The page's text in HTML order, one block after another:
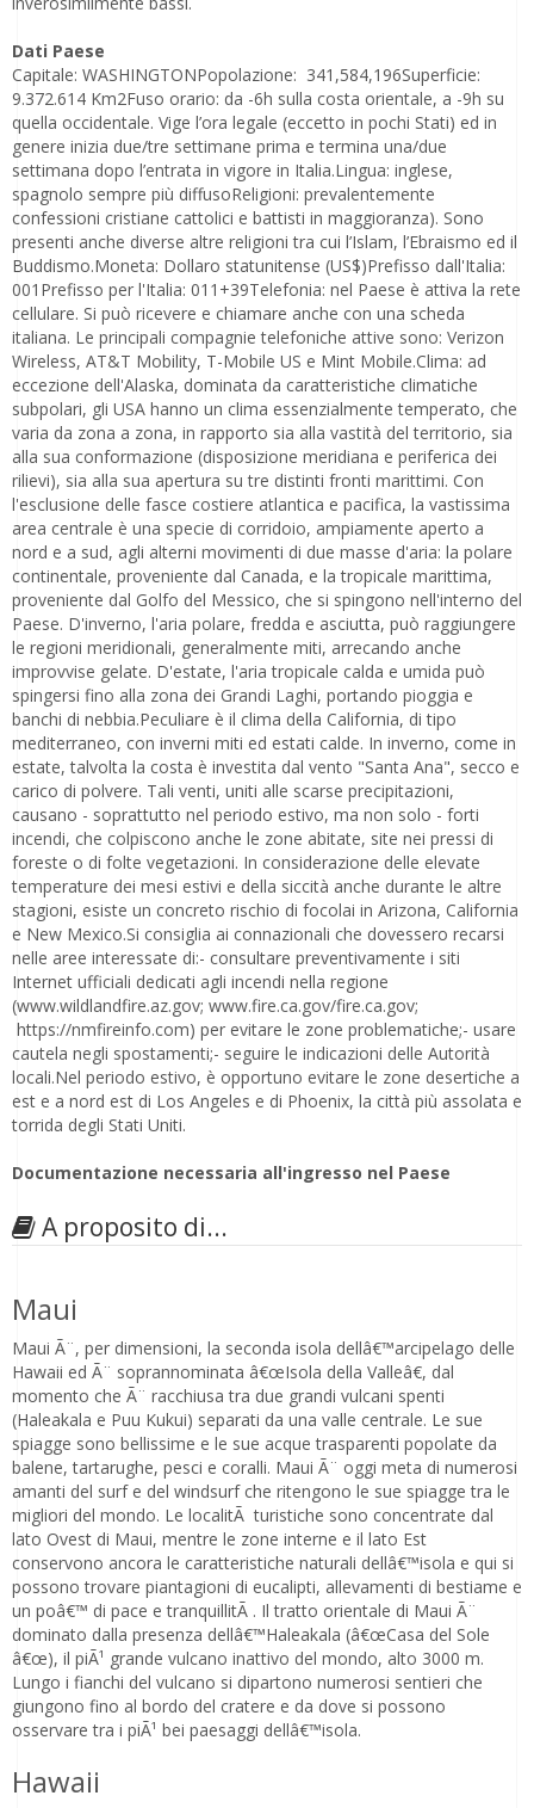
Dati Paese
Capitale: WASHINGTONPopolazione: 341,584,196Superficie:
9.372.614 Km2Fuso orario: da -6h sulla costa orientale, a -9h su
quella occidentale. Vige l’ora legale (eccetto in pochi Stati) ed in
genere inizia due/tre settimane prima e termina una/due
settimana dopo l’entrata in vigore in Italia.Lingua: inglese,
spagnolo sempre più diffusoReligioni: prevalentemente
confessioni cristiane cattolici e battisti in maggioranza). Sono
presenti anche diverse altre religioni tra cui l’Islam, l’Ebraismo ed il
Buddismo.Moneta: Dollaro statunitense (US$)Prefisso dall'Italia:
001Prefisso per l'Italia: 011+39Telefonia: nel Paese è attiva la rete
cellulare. Si può ricevere e chiamare anche con una scheda
italiana. Le principali compagnie telefoniche attive sono: Verizon
Wireless, AT&T Mobility, T-Mobile US e Mint Mobile.Clima: ad
eccezione dell'Alaska, dominata da caratteristiche climatiche
subpolari, gli USA hanno un clima essenzialmente temperato, che
varia da zona a zona, in rapporto sia alla vastità del territorio, sia
alla sua conformazione (disposizione meridiana e periferica dei
rilievi), sia alla sua apertura su tre distinti fronti marittimi. Con
l'esclusione delle fasce costiere atlantica e pacifica, la vastissima
area centrale è una specie di corridoio, ampiamente aperto a
nord e a sud, agli alterni movimenti di due masse d'aria: la polare
continentale, proveniente dal Canada, e la tropicale marittima,
proveniente dal Golfo del Messico, che si spingono nell'interno del
Paese. D'inverno, l'aria polare, fredda e asciutta, può raggiungere
le regioni meridionali, generalmente miti, arrecando anche
improvvise gelate. D'estate, l'aria tropicale calda e umida può
spingersi fino alla zona dei Grandi Laghi, portando pioggia e
banchi di nebbia.Peculiare è il clima della California, di tipo
mediterraneo, con inverni miti ed estati calde. In inverno, come in
estate, talvolta la costa è investita dal vento "Santa Ana", secco e
carico di polvere. Tali venti, uniti alle scarse precipitazioni,
causano - soprattutto nel periodo estivo, ma non solo - forti
incendi, che colpiscono anche le zone abitate, site nei pressi di
foreste o di folte vegetazioni. In considerazione delle elevate
temperature dei mesi estivi e della siccità anche durante le altre
stagioni, esiste un concreto rischio di focolai in Arizona, California
e New Mexico.Si consiglia ai connazionali che dovessero recarsi
nelle aree interessate di:- consultare preventivamente i siti
Internet ufficiali dedicati agli incendi nella regione
(www.wildlandfire.az.gov; www.fire.ca.gov/fire.ca.gov;
https://nmfireinfo.com) per evitare le zone problematiche;- usare
cautela negli spostamenti;- seguire le indicazioni delle Autorità
locali.Nel periodo estivo, è opportuno evitare le zone desertiche a
est e a nord est di Los Angeles e di Phoenix, la città più assolata e
torrida degli Stati Uniti.
Documentazione necessaria all'ingresso nel Paese
A proposito di...
Maui
Maui Ã¨, per dimensioni, la seconda isola dellâ€™arcipelago delle
Hawaii ed Ã¨ soprannominata â€œIsola della Valleâ€, dal
momento che Ã¨ racchiusa tra due grandi vulcani spenti
(Haleakala e Puu Kukui) separati da una valle centrale. Le sue
spiagge sono bellissime e le sue acque trasparenti popolate da
balene, tartarughe, pesci e coralli. Maui Ã¨ oggi meta di numerosi
amanti del surf e del windsurf che ritengono le sue spiagge tra le
migliori del mondo. Le localitÃ turistiche sono concentrate dal
lato Ovest di Maui, mentre le zone interne e il lato Est
conservono ancora le caratteristiche naturali dellâ€™isola e qui si
possono trovare piantagioni di eucalipti, allevamenti di bestiame e
un poâ€™ di pace e tranquillitÃ . Il tratto orientale di Maui Ã¨
dominato dalla presenza dellâ€™Haleakala (â€œCasa del Sole
â€œ), il piÃ¹ grande vulcano inattivo del mondo, alto 3000 m.
Lungo i fianchi del vulcano si dipartono numerosi sentieri che
giungono fino al bordo del cratere e da dove si possono
osservare tra i piÃ¹ bei paesaggi dellâ€™isola.
Hawaii